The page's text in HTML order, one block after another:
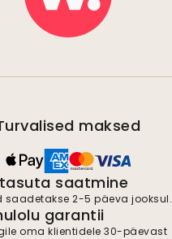
maksed
saatmine
saadetakse 2-5 päeva jooksul.
garantii
oma klientidele 30-päevast